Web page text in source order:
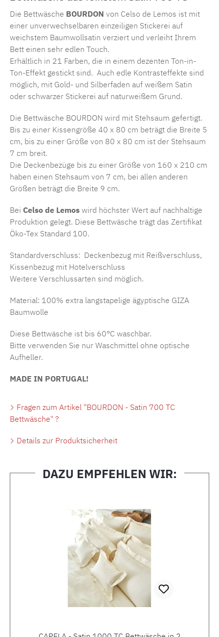
Die Bettwäsche BOURDON von Celso de Lemos ist mit
einer unverwechselbaren einzeiligen Stickerei auf
weichstem Baumwollsatin verziert und verleiht Ihrem
Bett einen sehr edlen Touch.
Erhältlich in 21 Farben, die in einem dezenten Ton-in-
Ton-Effekt gestickt sind. Auch edle Kontrasteffekte sind
möglich, mit Gold- und Silberfaden auf weißem Satin
oder schwarzer Stickerei auf naturweißem Grund.
Die Bettwäsche BOURDON wird mit Stehsaum gefertigt.
Bis zu einer Kissengröße 40 x 80 cm beträgt die Breite 5
cm, bis zu einer Größe von 80 x 80 cm ist der Stehsaum
7 cm breit.
Die Deckenbezüge bis zu einer Größe von 160 x 210 cm
haben einen Stehsaum von 7 cm, bei allen anderen
Größen beträgt die Breite 9 cm.
Bei Celso de Lemos wird höchster Wert auf nachhaltige
Produktion gelegt. Diese Bettwäsche trägt das Zertifikat
Öko-Tex Standard 100.
Standardverschluss: Deckenbezug mit Reißverschluss,
Kissenbezug mit Hotelverschluss
Weitere Verschlussarten sind möglich.
Material: 100% extra langstapelige ägyptische GIZA
Baumwolle
Diese Bettwäsche ist bis 60°C waschbar.
Bitte verwenden Sie nur Waschmittel ohne optische
Aufheller.
MADE IN PORTUGAL!
Fragen zum Artikel "BOURDON - Satin 700 TC
Bettwäsche" ?
Details zur Produktsicherheit
DAZU EMPFEHLEN WIR: